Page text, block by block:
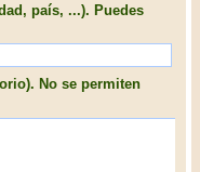
país, ...). Puedes
No se permiten